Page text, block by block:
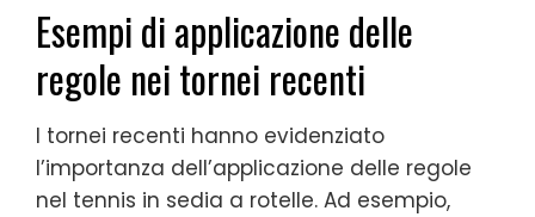
Esempi di applicazione delle
regole nei tornei recenti
I tornei recenti hanno evidenziato
l’importanza dell’applicazione delle regole
nel tennis in sedia a rotelle. Ad esempio,